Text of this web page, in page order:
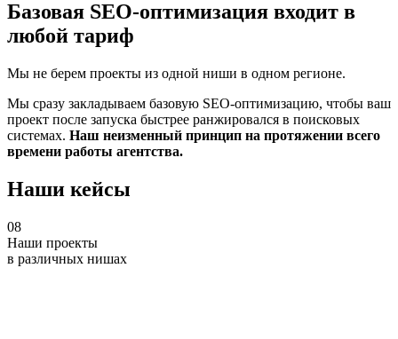
любой тариф
Мы не берем проекты из одной ниши в одном регионе.
Мы сразу закладываем базовую SEO-оптимизацию, чтобы ваш
проект после запуска быстрее ранжировался в поисковых
системах.Наш неизменный принцип на протяжении всего
времени работы агентства.
Наши кейсы
Наши проекты
в различных нишах